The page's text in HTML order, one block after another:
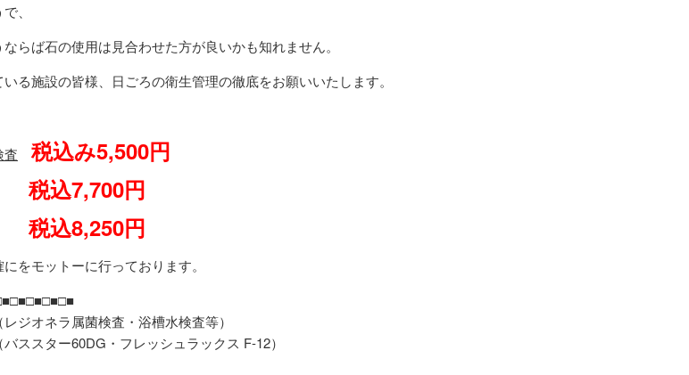
、
らば石の使用は見合わせた方が良いかも知れません。
る施設の皆様、日ごろの衛生管理の徹底をお願いいたします。
査 税込み5,500円
税込7,700円
税込8,250円
をモットーに行っております。
ジオネラ属菌検査・浴槽水検査等）
ススター60DG・フレッシュラックス F-12）